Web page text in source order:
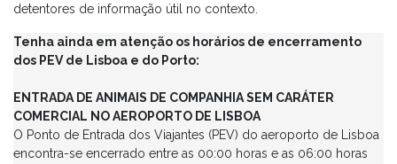
and cats from these countries must also comply with the
following:
A blood test to verify the sufficient number of
antibodies for rabies (antibody titration/sorology)
carried out inlaboratories approved by the EU, at
least 30 days after first vaccination against rabies or
at any time in the case of a valid revaccination
detentores de informação útil no contexto.
Tenha ainda em atenção os horários de encerramento
dos PEV de Lisboa e do Porto:
ENTRADA DE ANIMAIS DE COMPANHIA SEM CARÁTER
COMERCIAL NO AEROPORTO DE LISBOA
O Ponto de Entrada dos Viajantes (PEV) do aeroporto de Lisboa
encontra-se encerrado entre as 00:00 horas e as 06:00 horas